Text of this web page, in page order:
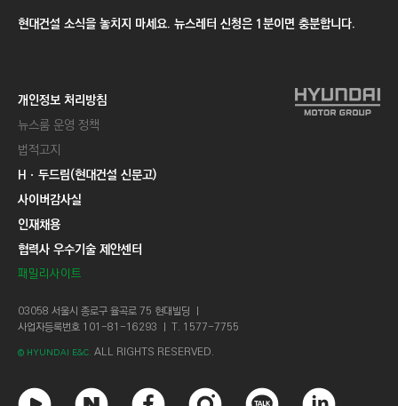
현대건설 소식을 놓치지 마세요. 뉴스레터 신청은 1분이면 충분합니다.
개인정보 처리방침
뉴스룸 운영 정책
법적고지
Hㆍ두드림(현대건설 신문고)
사이버감사실
인재채용
협력사 우수기술 제안센터
패밀리사이트
03058 서울시 종로구 율곡로 75 현대빌딩 ㅣ
사업자등록번호 101-81-16293 ㅣ T. 1577-7755
© HYUNDAI E&C. ALL RIGHTS RESERVED.